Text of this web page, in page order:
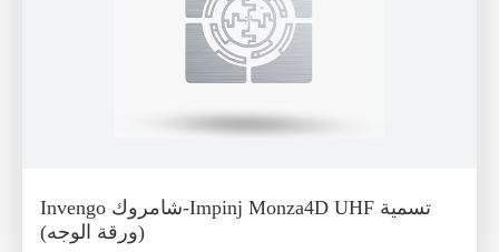
Invengo شامروك-Impinj Monza4D UHF تسمية
(ورقة الوجه)